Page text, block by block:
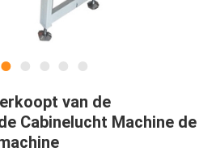
van de
Cabinelucht Machine de